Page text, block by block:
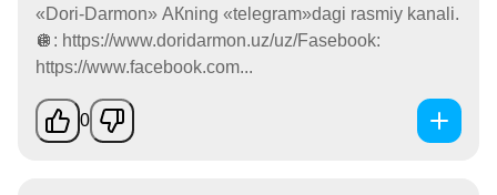
«Dori-Darmon» АКning «telegram»dagi rasmiy kanali.
🪩: https://www.doridarmon.uz/uz/Fasebook:
https://www.facebook.com...
0